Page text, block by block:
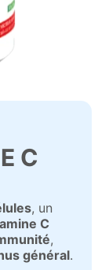
C
, un
C
,
général.